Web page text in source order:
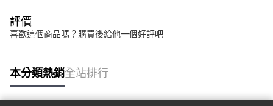
評價
喜歡這個商品嗎？購買後給他一個好評吧
本分類熱銷全站排行